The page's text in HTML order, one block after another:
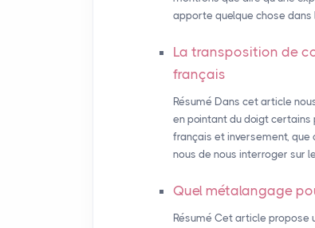
apporte quelque chose
La transposition de
français
Résumé Dans cet article
en pointant du doigt certains
français et inversement, que
nous de nous interroger sur
Quel métalangage
Résumé Cet article propose